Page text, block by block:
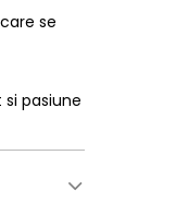
se
pasiune